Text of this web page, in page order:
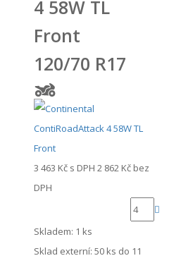
4 58W TL
Front
120/70 R17
3 463 Kč s DPH 2 862 Kč bez
DPH
Skladem: 1 ks
Sklad externí: 50 ks do 11